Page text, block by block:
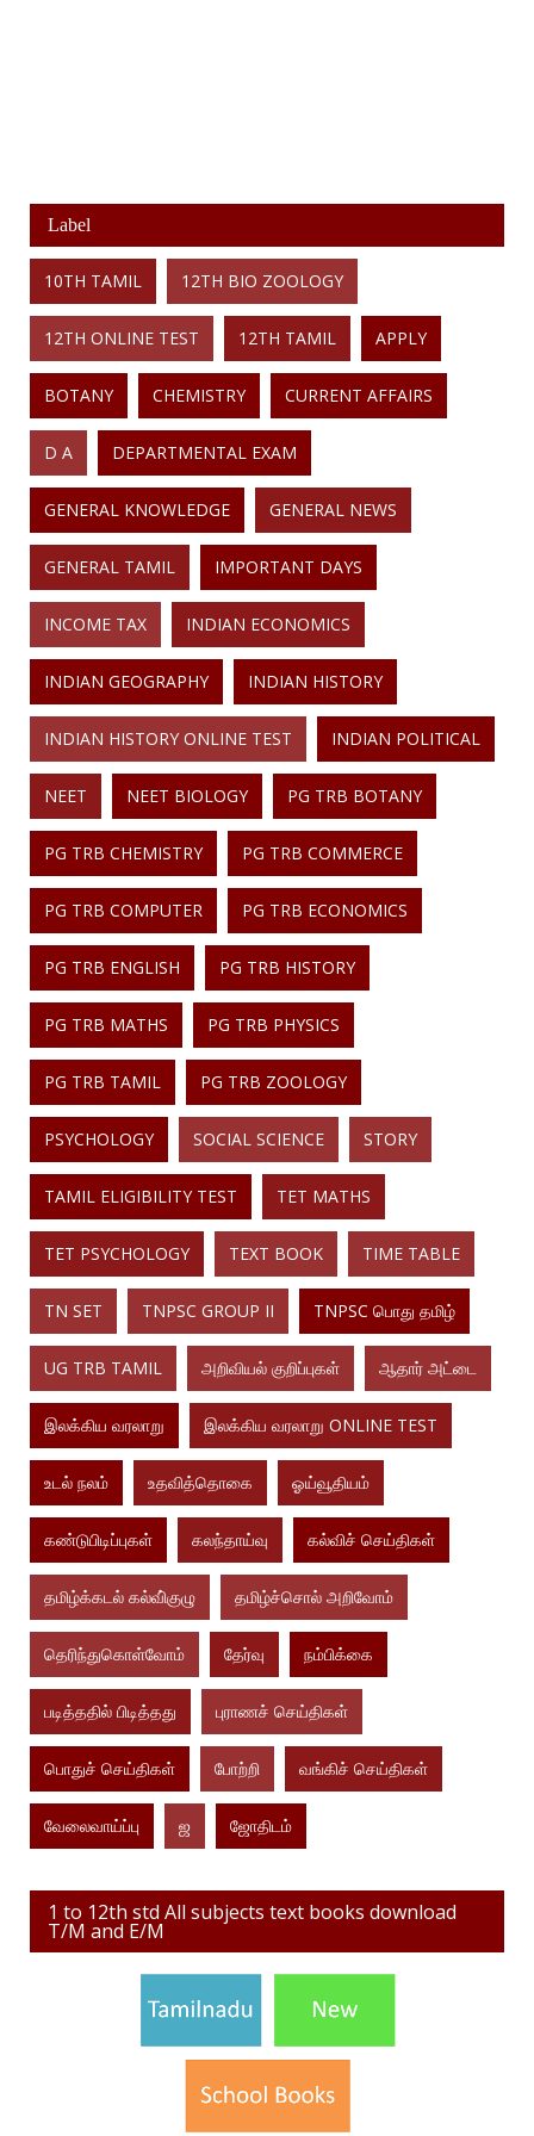
Label
10TH TAMIL 12TH BIO ZOOLOGY
12TH ONLINE TEST 12TH TAMIL APPLY
BOTANY CHEMISTRY CURRENT AFFAIRS
D A DEPARTMENTAL EXAM
GENERAL KNOWLEDGE GENERAL NEWS
GENERAL TAMIL IMPORTANT DAYS
INCOME TAX INDIAN ECONOMICS
INDIAN GEOGRAPHY INDIAN HISTORY
INDIAN HISTORY ONLINE TEST INDIAN POLITICAL
NEET NEET BIOLOGY PG TRB BOTANY
PG TRB CHEMISTRY PG TRB COMMERCE
PG TRB COMPUTER PG TRB ECONOMICS
PG TRB ENGLISH PG TRB HISTORY
PG TRB MATHS PG TRB PHYSICS
PG TRB TAMIL PG TRB ZOOLOGY
PSYCHOLOGY SOCIAL SCIENCE STORY
TAMIL ELIGIBILITY TEST TET MATHS
TET PSYCHOLOGY TEXT BOOK TIME TABLE
TN SET TNPSC GROUP II TNPSC பொது தமிழ்
UG TRB TAMIL அறிவியல் குறிப்புகள் ஆதார் அட்டை
இலக்கிய வரலாறு இலக்கிய வரலாறு ONLINE TEST
உடல் நலம் உதவித்தொகை ஓய்வூதியம்
கண்டுபிடிப்புகள் கலந்தாய்வு கல்விச் செய்திகள்
தமிழ்க்கடல் கல்வி்குழு தமிழ்ச்சொல் அறிவோம்
தெரிந்துகொள்வோம் தேர்வு நம்பிக்கை
படித்ததில் பிடித்தது புராணச் செய்திகள்
பொதுச் செய்திகள் போற்றி வங்கிச் செய்திகள்
வேலைவாய்ப்பு ஜ ஜோதிடம்
1 to 12th std All subjects text books download
T/M and E/M